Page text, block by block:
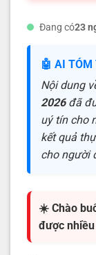
Đang có23
🤖 AI TÓM
Nội dung
2026đã
uý tín cho
kết quả
cho người
☀️ Chào
được